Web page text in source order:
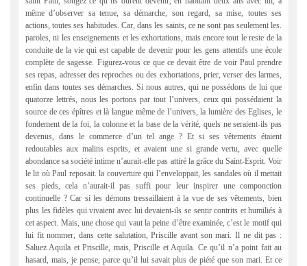
même d’observer sa tenue, sa démarche, son regard, sa mise, toutes ses
actions, toutes ses habitudes. Car, dans les saints, ce ne sont pas seulement les.
paroles, ni les enseignements et les exhortations, mais encore tout le reste de la
conduite de la vie qui est capable de devenir pour les gens attentifs une école
complète de sagesse. Figurez-vous ce que ce devait être de voir Paul prendre
ses repas, adresser des reproches ou des exhortations, prier, verser des larmes,
enfin dans toutes ses démarches. Si nous autres, qui ne possédons de lui que
quatorze lettrés, nous les portons par tout l’univers, ceux qui possédaient la
source de ces épîtres et là langue même de l’univers, la lumière des Eglises, le
fondement de la foi, la colonne et la base de la vérité, quels ne seraient-ils pas
devenus, dans le commerce d’un tel ange ? Et si ses vêtements étaient
redoutables aux malins esprits, et avaient une si grande vertu, avec quelle
abondance sa société intime n’aurait-elle pas attiré la grâce du Saint-Esprit. Voir
le lit où Paul reposait. la couverture qui l’enveloppait, les sandales où il mettait
ses pieds, cela n’aurait-il pas suffi pour leur inspirer une componction
continuelle ? Car si les démons tressaillaient à la vue de ses vêtements, bien
plus les fidèles qui vivaient avec lui devaient-ils se sentir contrits et humiliés à
cet aspect. Mais, une chose qui vaut la peine d’être examinée, c’est le motif qui
lui fit nommer, dans cette salutation, Priscille avant son mari. Il ne dit pas :
Saluez Aquila et Priscille, mais, Priscille et Aquila. Ce qu’il n’a point fait au
hasard, mais, je pense, parce qu’il lui savait plus de piété que son mari. Et ce